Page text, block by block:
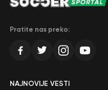
Pratite nas preko:
NAJNOVIJE VESTI